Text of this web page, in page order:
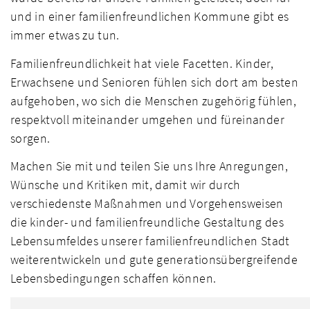
und in einer familienfreundlichen Kommune gibt es
immer etwas zu tun.
Familienfreundlichkeit hat viele Facetten. Kinder,
Erwachsene und Senioren fühlen sich dort am besten
aufgehoben, wo sich die Menschen zugehörig fühlen,
respektvoll miteinander umgehen und füreinander
sorgen.
Machen Sie mit und teilen Sie uns Ihre Anregungen,
Wünsche und Kritiken mit, damit wir durch
verschiedenste Maßnahmen und Vorgehensweisen
die kinder- und fami­lienfreundliche Gestaltung des
Lebensumfeldes unserer familienfreundlichen Stadt
weiterentwickeln und gute generationsübergreifende
Lebensbedingungen schaffen können.